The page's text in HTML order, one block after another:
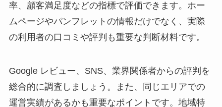
率、顧客満足度などの指標で評価できます。ホー
ムページやパンフレットの情報だけでなく、実際
の利用者の口コミや評判も重要な判断材料です。
Google レビュー、SNS、業界関係者からの評判を
総合的に調査しましょう。また、同じエリアでの
運営実績があるかも重要なポイントです。地域特